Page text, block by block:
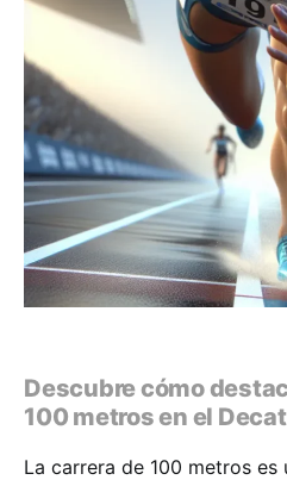
Descubre cómo
100 metros en el
La carrera de 100 metros es